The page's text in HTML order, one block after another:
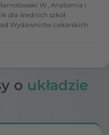
W., Anatomia i
dla średnich szkół
Wydawnictw Lekarskich
o układzie